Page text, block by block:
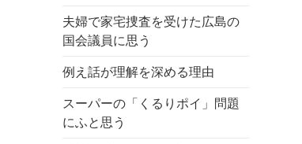
夫婦で家宅捜査を受けた広島の
国会議員に思う
例え話が理解を深める理由
スーパーの「くるりポイ」問題
にふと思う